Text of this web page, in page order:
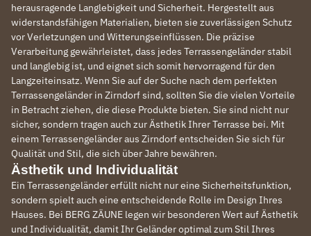
herausragende Langlebigkeit und Sicherheit. Hergestellt aus
widerstandsfähigen Materialien, bieten sie zuverlässigen Schutz
vor Verletzungen und Witterungseinflüssen. Die präzise
Verarbeitung gewährleistet, dass jedes Terrassengeländer stabil
und langlebig ist, und eignet sich somit hervorragend für den
Langzeiteinsatz. Wenn Sie auf der Suche nach dem perfekten
Terrassengeländer in Zirndorf sind, sollten Sie die vielen Vorteile
in Betracht ziehen, die diese Produkte bieten. Sie sind nicht nur
sicher, sondern tragen auch zur Ästhetik Ihrer Terrasse bei. Mit
einem Terrassengeländer aus Zirndorf entscheiden Sie sich für
Qualität und Stil, die sich über Jahre bewähren.
Ästhetik und Individualität
Ein Terrassengeländer erfüllt nicht nur eine Sicherheitsfunktion,
sondern spielt auch eine entscheidende Rolle im Design Ihres
Hauses. Bei BERG ZÄUNE legen wir besonderen Wert auf Ästhetik
und Individualität, damit Ihr Geländer optimal zum Stil Ihres